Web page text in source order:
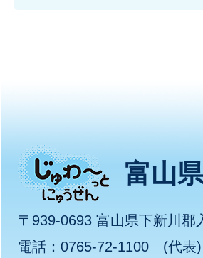
じ
ゅ
わ
富山
〒939-0693 富山県下新川郡
電話：0765-72-1100 (代